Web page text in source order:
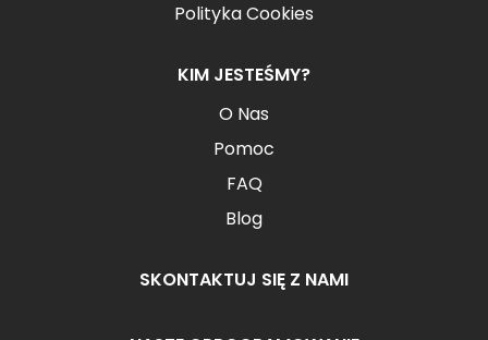
Polityka Cookies
KIM JESTEŚMY?
O Nas
Pomoc
FAQ
Blog
SKONTAKTUJ SIĘ Z NAMI